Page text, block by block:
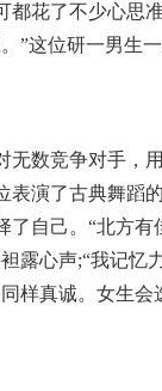
都花了不少心思
”这位研一男生
无数竞争对手，
表演了古典舞蹈
了自己。“北方
露心声;“我记
样真诚。女生会